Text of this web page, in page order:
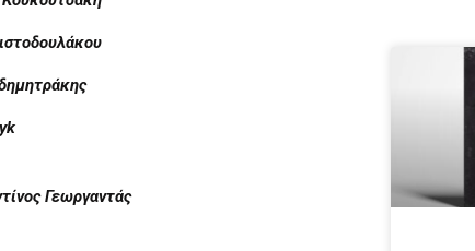
Γεωργαντάς